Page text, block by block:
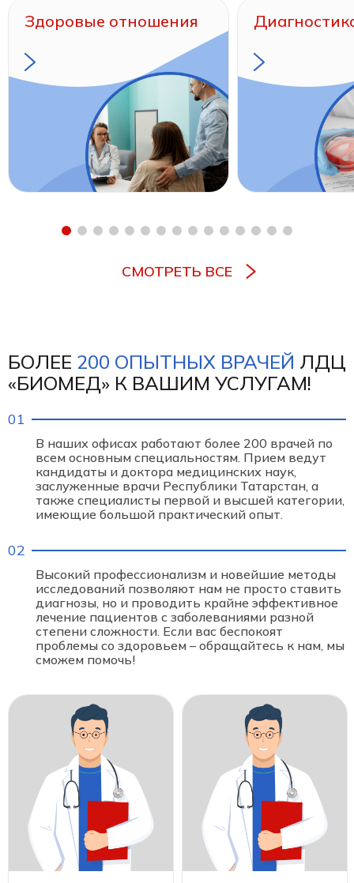
Здоровые отношения
СМОТРЕТЬ ВСЕ
БОЛЕЕ 200 ОПЫТНЫХ ВРАЧЕЙ ЛДЦ
«БИОМЕД» К ВАШИМ УСЛУГАМ!
В наших офисах работают более 200 врачей по
всем основным специальностям. Прием ведут
кандидаты и доктора медицинских наук,
заслуженные врачи Республики Татарстан, а
также специалисты первой и высшей категории,
имеющие большой практический опыт.
Высокий профессионализм и новейшие методы
исследований позволяют нам не просто ставить
диагнозы, но и проводить крайне эффективное
лечение пациентов с заболеваниями разной
степени сложности. Если вас беспокоят
проблемы со здоровьем – обращайтесь к нам, мы
сможем помочь!